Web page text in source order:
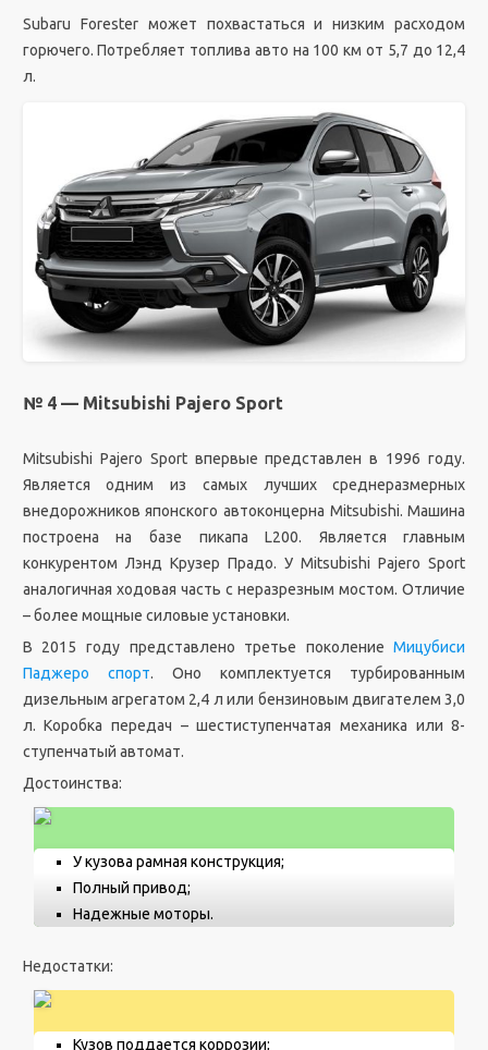
Subaru Forester может похвастаться и низким расходом
горючего. Потребляет топлива авто на 100 км от 5,7 до 12,4
л.
№ 4 — Mitsubishi Pajero Sport
Mitsubishi Pajero Sport впервые представлен в 1996 году.
Является одним из самых лучших среднеразмерных
внедорожников японского автоконцерна Mitsubishi. Машина
построена на базе пикапа L200. Является главным
конкурентом Лэнд Крузер Прадо. У Mitsubishi Pajero Sport
аналогичная ходовая часть с неразрезным мостом. Отличие
– более мощные силовые установки.
В 2015 году представлено третье поколениеМицубиси
Паджеро спорт. Оно комплектуется турбированным
дизельным агрегатом 2,4 л или бензиновым двигателем 3,0
л. Коробка передач – шестиступенчатая механика или 8-
ступенчатый автомат.
Достоинства:
У кузова рамная конструкция;
Полный привод;
Надежные моторы.
Недостатки:
Кузов поддается коррозии;